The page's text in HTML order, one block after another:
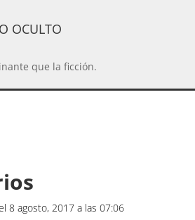
OCULTO
que la ficción.
8 agosto, 2017 a las 07:06